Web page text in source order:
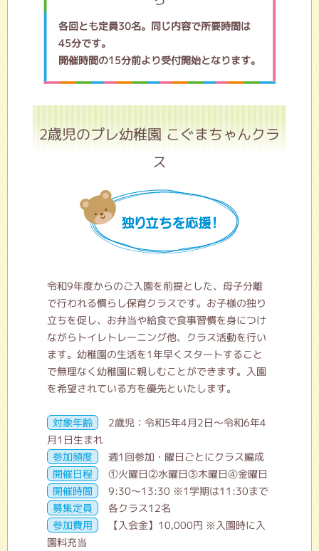
各回とも定員30名。同じ内容で所要時間は
45分です。
開催時間の15分前より受付開始となります。
2歳児のプレ幼稚園 こぐまちゃんクラ
ス
令和9年度からのご入園を前提とした、母子分離
で行われる慣らし保育クラスです。お子様の独り
立ちを促し、お弁当や給食で食事習慣を身につけ
ながらトイレトレーニング他、クラス活動を行い
ます。幼稚園の生活を1年早くスタートすること
で無理なく幼稚園に親しむことができます。入園
を希望されている方を優先といたします。
対象年齢
2歳児：令和5年4月2日～令和6年4
月1日生まれ
参加頻度
週1回参加・曜日ごとにクラス編成
開催日程
①火曜日②水曜日③木曜日④金曜日
開催時間
9:30～13:30 ※1学期は11:30まで
募集定員
各クラス12名
参加費用
【入会金】10,000円 ※入園時に入
園料充当